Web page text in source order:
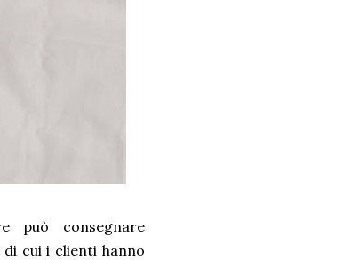
può consegnare
di cui i clienti hanno